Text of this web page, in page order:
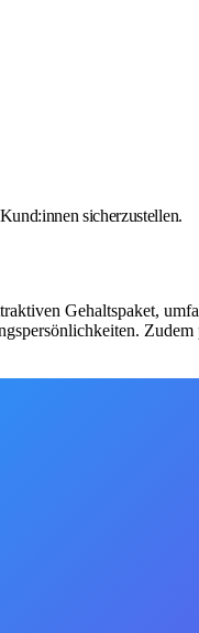
sicherzustellen.
Gehaltspaket,